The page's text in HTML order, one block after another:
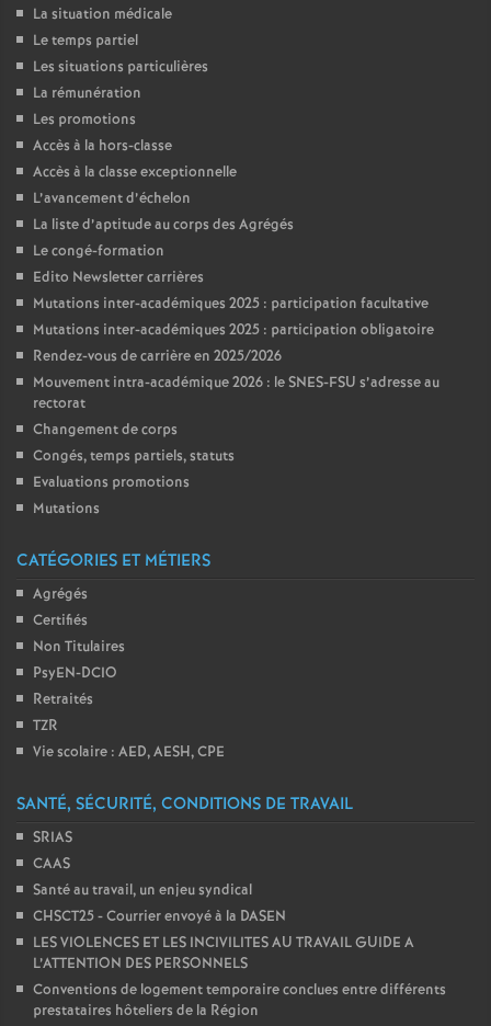
La situation médicale
Le temps partiel
Les situations particulières
La rémunération
Les promotions
Accès à la hors-classe
Accès à la classe exceptionnelle
L’avancement d’échelon
La liste d’aptitude au corps des Agrégés
Le congé-formation
Edito Newsletter carrières
Mutations inter-académiques 2025 : participation facultative
Mutations inter-académiques 2025 : participation obligatoire
Rendez-vous de carrière en 2025/2026
Mouvement intra-académique 2026 : le SNES-FSU s’adresse au
rectorat
Changement de corps
Congés, temps partiels, statuts
Evaluations promotions
Mutations
CATÉGORIES ET MÉTIERS
Agrégés
Certifiés
Non Titulaires
PsyEN-DCIO
Retraités
TZR
Vie scolaire : AED, AESH, CPE
SANTÉ, SÉCURITÉ, CONDITIONS DE TRAVAIL
SRIAS
CAAS
Santé au travail, un enjeu syndical
CHSCT25 - Courrier envoyé à la DASEN
LES VIOLENCES ET LES INCIVILITES AU TRAVAIL GUIDE A
L’ATTENTION DES PERSONNELS
Conventions de logement temporaire conclues entre différents
prestataires hôteliers de la Région